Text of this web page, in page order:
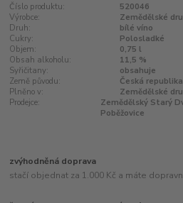
Číslo produktu:
520046
Výrobce:
Zemědělské
Druh:
bílé víno
Cukry:
Polosladké
Objem:
0,75 l
Obsah alkoholu:
11,5 %
Syřičitany:
obsahuje
Země původu:
Česká republika
Plněno v:
Zemědělské
Prodejce:
Zemědělský Starý
Poběžovice
zvýhodněná doprava
stačí objednat za 1.000 Kč a máte